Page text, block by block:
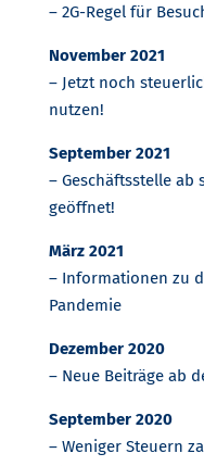
– 2G-Regel für
November 2021
– Jetzt noch
nutzen!
September 2021
– Geschäftsstelle
geöffnet!
März 2021
– Informationen zu
Pandemie
Dezember 2020
– Neue Beiträge ab
September 2020
– Weniger Steuern